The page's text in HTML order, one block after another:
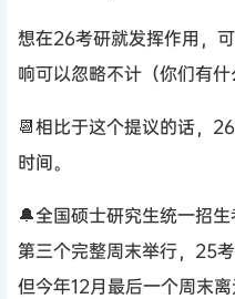
想在26考研就发挥作用，
响可以忽略不计（你们有什
📆相比于这个提议的话，
时间。
🔔全国硕士研究生统一招
第三个完整周末举行，25
但今年12月最后一个周末